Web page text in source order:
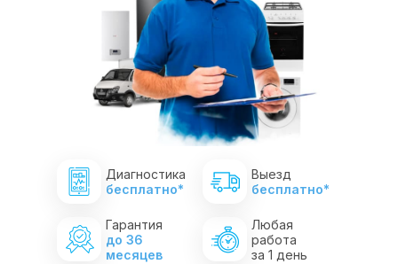
Любая
работа
за 1 день
Гарантия
до 36
месяцев
Выезд
бесплатно*
Диагностика
бесплатно*